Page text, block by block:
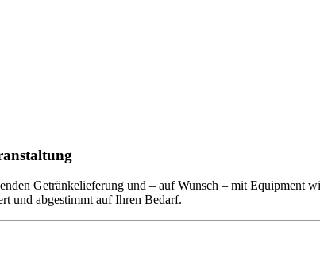
Getränkelieferung und – auf Wunsch – mit Equipment
und abgestimmt auf Ihren Bedarf.